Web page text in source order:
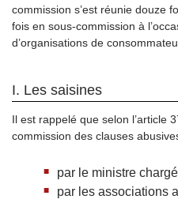
commission s’est réunie douze
fois en sous-commission à
d’organisations de
I. Les saisines
Il est rappelé que selon l’article
commission des clauses
par le ministre
par les associations